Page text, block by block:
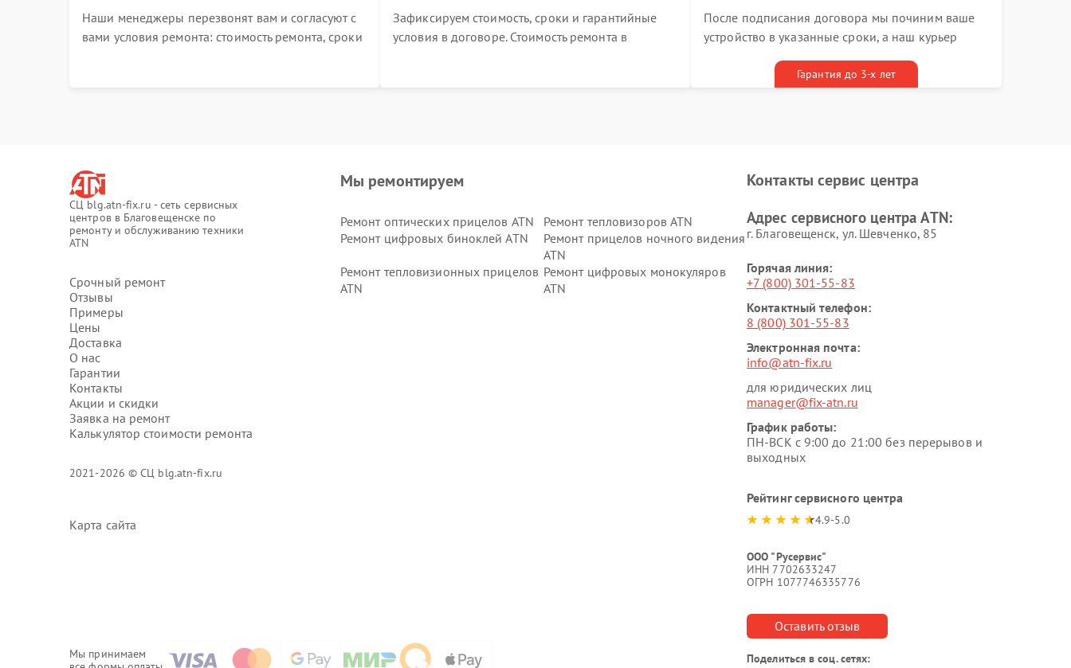
Наши менеджеры перезвонят вам и согласуют с
вами условия ремонта: стоимость ремонта, сроки
Зафиксируем стоимость, сроки и гарантийные
условия в договоре. Стоимость ремонта в
После подписания договора мы починим ваше
устройство в указанные сроки, а наш курьер
талоном бесплатноГарантия до 3-х лет
СЦ blg.atn-fix.ru - сеть сервисных
центров в Благовещенске по
ремонту и обслуживанию техники
ATN
Срочный ремонт
Отзывы
Примеры
Цены
Доставка
О нас
Гарантии
Контакты
Акции и скидки
Заявка на ремонт
Калькулятор стоимости ремонта
2021-2026 © СЦ blg.atn-fix.ru
Карта сайта
Мы принимаем
Мы ремонтируем
Ремонт оптических прицелов ATN
Ремонт тепловизоров ATN
Ремонт цифровых биноклей ATN
Ремонт прицелов ночного видения
ATN
Ремонт тепловизионных прицелов
ATN
Ремонт цифровых монокуляров
ATN
Контакты сервис центра
Адрес сервисного центра ATN:
г. Благовещенск, ул. Шевченко, 85
Горячая линия:
+7 (800) 301-55-83
Контактный телефон:
8 (800) 301-55-83
Электронная почта:
info@atn-fix.ru
для юридических лиц
manager@fix-atn.ru
График работы:
ПН-ВСК с 9:00 до 21:00 без перерывов и
выходных
Рейтинг сервисного центра
4.9-5.0
ООО "Русервис"
ИНН 7702633247
ОГРН 1077746335776
Оставить отзыв
Поделиться в соц. сетях: